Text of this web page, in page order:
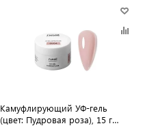
Камуфлирующий УФ-гель
(цвет: Пудровая роза), 15 г